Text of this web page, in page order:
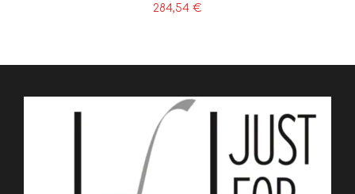
284,54 €